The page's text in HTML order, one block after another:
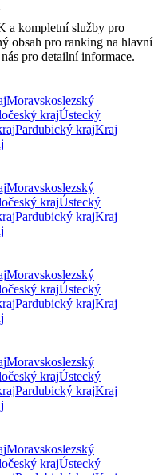
a kompletní služby pro
obsah pro ranking na hlavní
pro detailní informace.
Moravskoslezský
krajÚstecký
Pardubický krajKraj
Moravskoslezský
krajÚstecký
Pardubický krajKraj
Moravskoslezský
krajÚstecký
Pardubický krajKraj
Moravskoslezský
krajÚstecký
Pardubický krajKraj
Moravskoslezský
krajÚstecký